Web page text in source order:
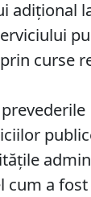
adiţional
curse
cum a